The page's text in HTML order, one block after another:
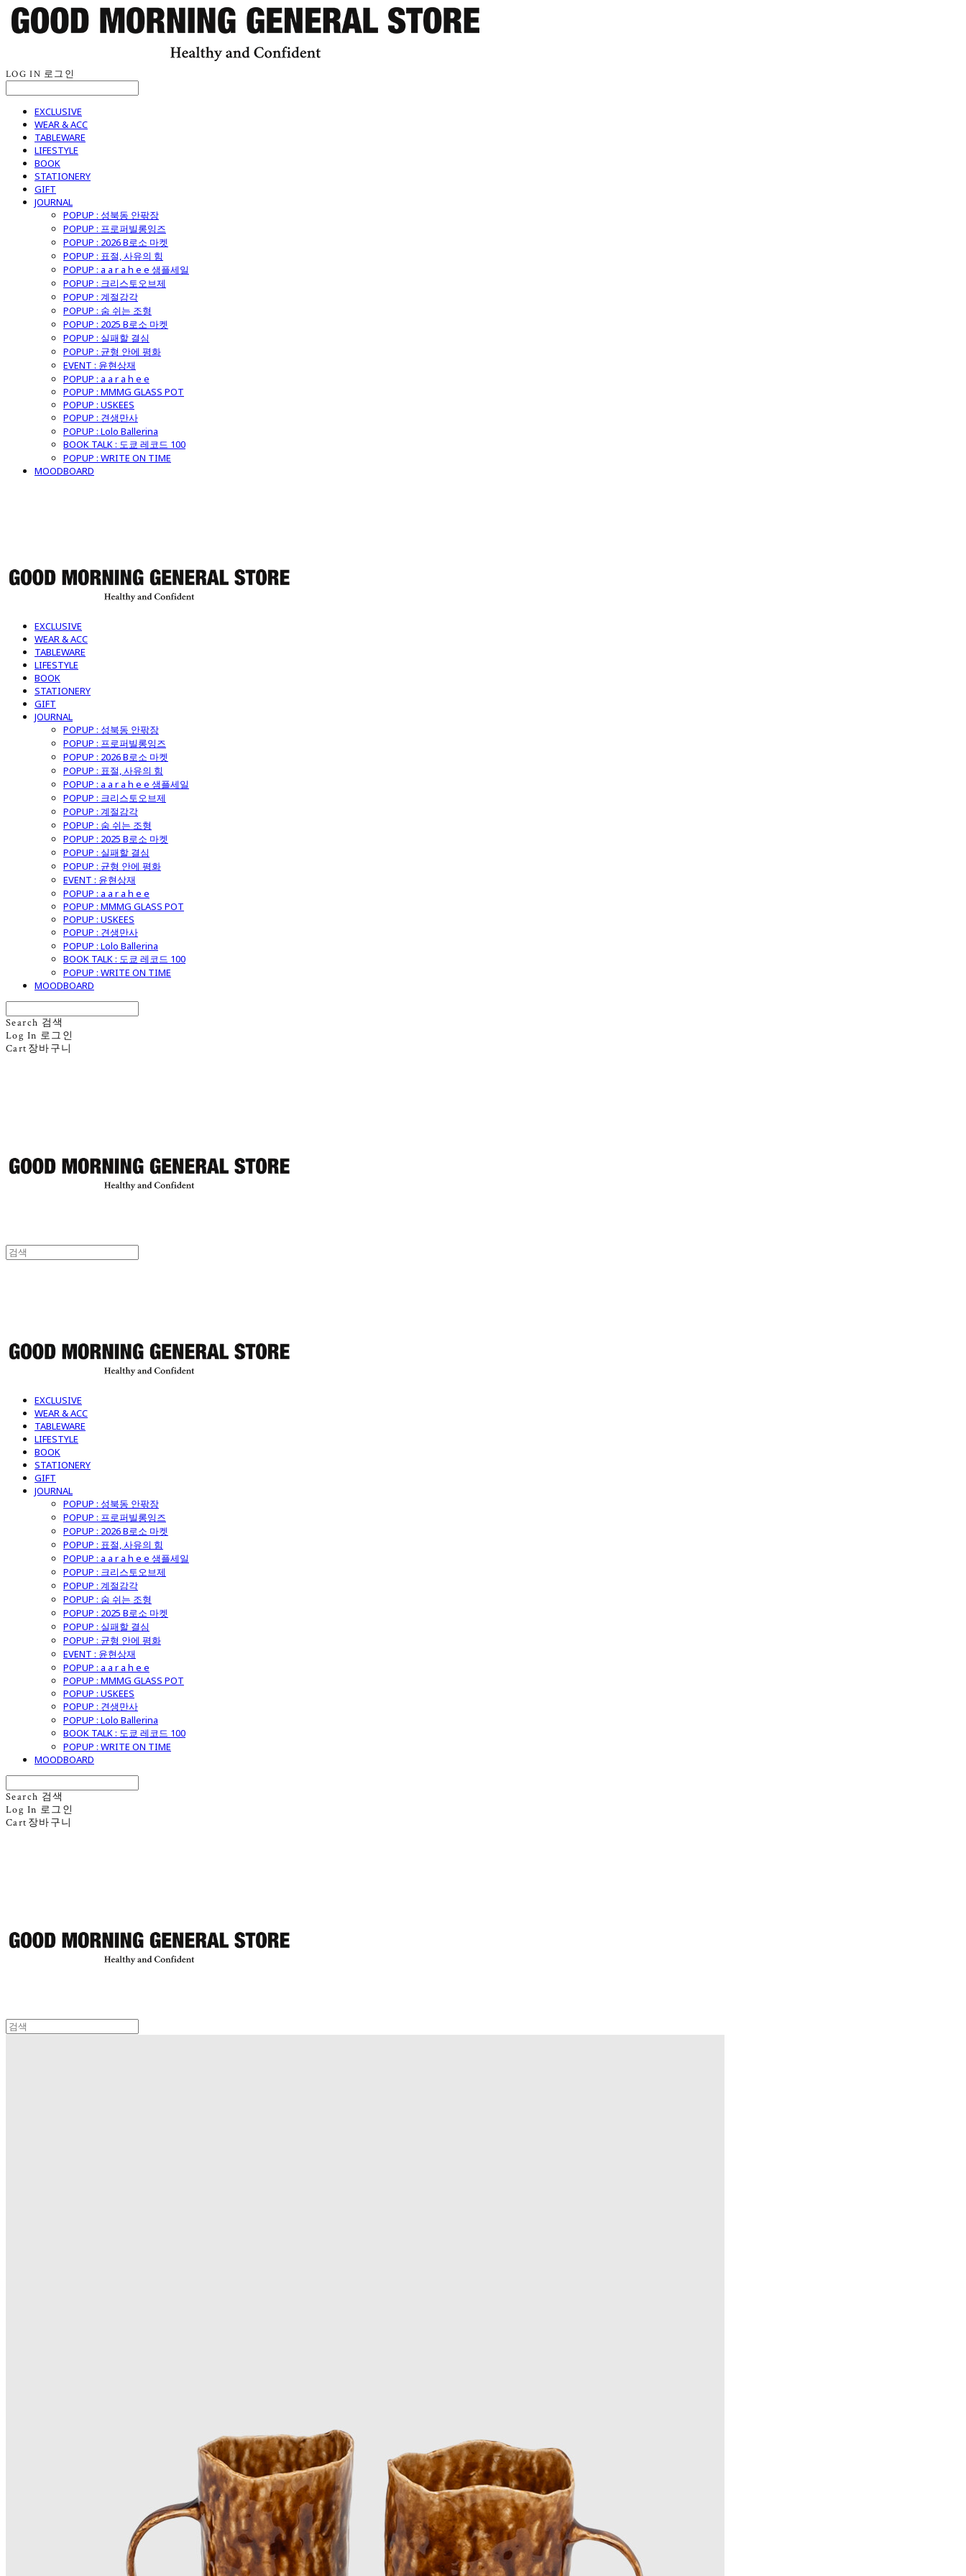
LOG IN 로그인
EXCLUSIVE
WEAR & ACC
TABLEWARE
LIFESTYLE
BOOK
STATIONERY
GIFT
JOURNAL
POPUP : 성북동 안팎장
POPUP : 프로퍼빌롱잉즈
POPUP : 2026 B로소 마켓
POPUP : 표절, 사유의 힘
POPUP : a a r a h e e 샘플세일
POPUP : 크리스토오브제
POPUP : 계절감각
POPUP : 숨 쉬는 조형
POPUP : 2025 B로소 마켓
POPUP : 실패할 결심
POPUP : 균형 안에 평화
EVENT : 윤현상재
POPUP : a a r a h e e
POPUP : MMMG GLASS POT
POPUP : USKEES
POPUP : 견생만사
POPUP : Lolo Ballerina
BOOK TALK : 도쿄 레코드 100
POPUP : WRITE ON TIME
MOODBOARD
EXCLUSIVE
WEAR & ACC
TABLEWARE
LIFESTYLE
BOOK
STATIONERY
GIFT
JOURNAL
POPUP : 성북동 안팎장
POPUP : 프로퍼빌롱잉즈
POPUP : 2026 B로소 마켓
POPUP : 표절, 사유의 힘
POPUP : a a r a h e e 샘플세일
POPUP : 크리스토오브제
POPUP : 계절감각
POPUP : 숨 쉬는 조형
POPUP : 2025 B로소 마켓
POPUP : 실패할 결심
POPUP : 균형 안에 평화
EVENT : 윤현상재
POPUP : a a r a h e e
POPUP : MMMG GLASS POT
POPUP : USKEES
POPUP : 견생만사
POPUP : Lolo Ballerina
BOOK TALK : 도쿄 레코드 100
POPUP : WRITE ON TIME
MOODBOARD
Search 검색
Log In 로그인
Cart 장바구니
EXCLUSIVE
WEAR & ACC
TABLEWARE
LIFESTYLE
BOOK
STATIONERY
GIFT
JOURNAL
POPUP : 성북동 안팎장
POPUP : 프로퍼빌롱잉즈
POPUP : 2026 B로소 마켓
POPUP : 표절, 사유의 힘
POPUP : a a r a h e e 샘플세일
POPUP : 크리스토오브제
POPUP : 계절감각
POPUP : 숨 쉬는 조형
POPUP : 2025 B로소 마켓
POPUP : 실패할 결심
POPUP : 균형 안에 평화
EVENT : 윤현상재
POPUP : a a r a h e e
POPUP : MMMG GLASS POT
POPUP : USKEES
POPUP : 견생만사
POPUP : Lolo Ballerina
BOOK TALK : 도쿄 레코드 100
POPUP : WRITE ON TIME
MOODBOARD
Search 검색
Log In 로그인
Cart 장바구니